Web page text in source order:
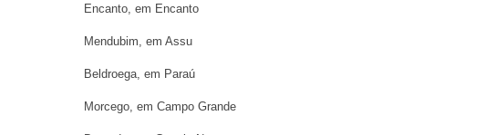
Encanto, em Encanto
Mendubim, em Assu
Beldroega, em Paraú
Morcego, em Campo Grande